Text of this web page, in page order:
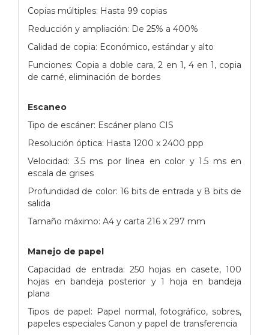
Copias múltiples: Hasta 99 copias
Reducción y ampliación: De 25% a 400%
Calidad de copia: Económico, estándar y alto
Funciones: Copia a doble cara, 2 en 1, 4 en 1, copia
de carné, eliminación de bordes
Escaneo
Tipo de escáner: Escáner plano CIS
Resolución óptica: Hasta 1200 x 2400 ppp
Velocidad: 3.5 ms por línea en color y 1.5 ms en
escala de grises
Profundidad de color: 16 bits de entrada y 8 bits de
salida
Tamaño máximo: A4 y carta 216 x 297 mm
Manejo de papel
Capacidad de entrada: 250 hojas en casete, 100
hojas en bandeja posterior y 1 hoja en bandeja
plana
Tipos de papel: Papel normal, fotográfico, sobres,
papeles especiales Canon y papel de transferencia